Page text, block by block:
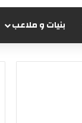
بنيات و ملاعب